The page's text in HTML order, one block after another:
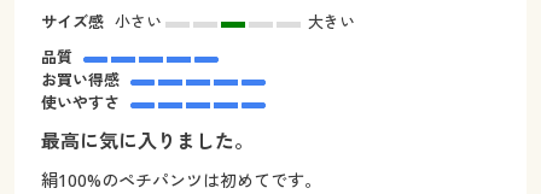
サイズ感 小さい
大きい
品質
お買い得感
使いやすさ
最高に気に入りました。
絹100%のペチパンツは初めてです。